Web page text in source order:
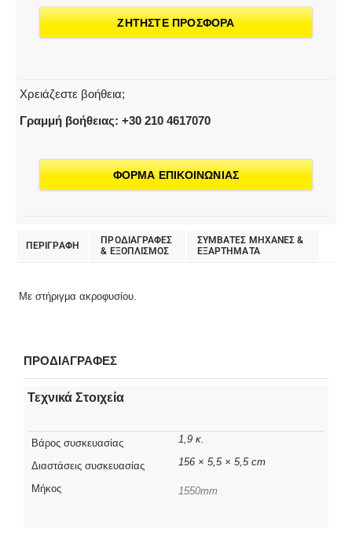
ΖΗΤΗΣΤΕ ΠΡΟΣΦΟΡΑ
Χρειάζεστε βοήθεια;
Γραμμή βοήθειας: +30 210 4617070
ΦΟΡΜΑ ΕΠΙΚΟΙΝΩΝΙΑΣ
ΠΕΡΙΓΡΑΦΗ
ΠΡΟΔΙΑΓΡΑΦΕΣ
& EΞΟΠΛΙΣΜΟΣ
ΣΥΜΒΑΤΕΣ ΜΗΧΑΝΕΣ &
ΕΞΑΡΤΗΜΑΤΑ
Με στήριγμα ακροφυσίου.
ΠΡΟΔΙΑΓΡΑΦΕΣ
Τεχνικά Στοιχεία
Βάρος συσκευασίας 1,9 κ.
Διαστάσεις συσκευασίας 156 × 5,5 × 5,5 cm
Μήκος 1550mm